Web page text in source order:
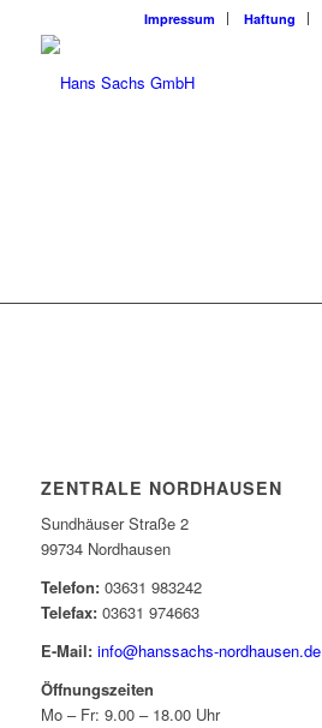
Impressum Haftung
ZENTRALE NORDHAUSEN
Sundhäuser Straße 2
99734 Nordhausen
Telefon:03631 983242
Telefax:03631 974663
E-Mail: info@hanssachs-nordhausen.de
Öffnungszeiten
Mo – Fr: 9.00 – 18.00 Uhr